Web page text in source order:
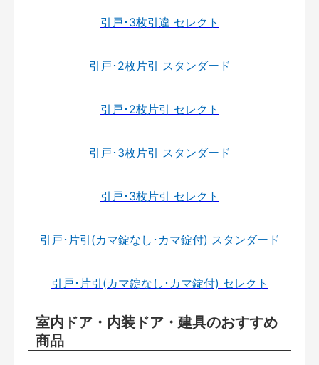
引戸･3枚引違 セレクト
引戸･2枚片引 スタンダード
引戸･2枚片引 セレクト
引戸･3枚片引 スタンダード
引戸･3枚片引 セレクト
引戸･片引(カマ錠なし･カマ錠付) スタンダード
引戸･片引(カマ錠なし･カマ錠付) セレクト
室内ドア・内装ドア・建具のおすすめ
商品